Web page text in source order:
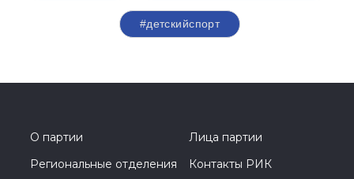
#детскийспорт
О партии
Лица партии
Региональные отделения
Контакты РИК